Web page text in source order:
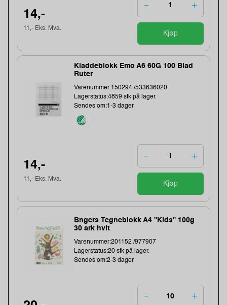
14,-
11,- Eks. Mva.
Kjøp
Kladdeblokk Emo A6 60G 100 Blad
Ruter
Varenummer:150294 /533636020
Lagerstatus:4859 stk på lager.
Sendes om:1-3 dager
14,-
11,- Eks. Mva.
Kjøp
Bngers Tegneblokk A4 ''Kids'' 100g
30 ark hvit
Varenummer:201152 /977907
Lagerstatus:20 stk på lager.
Sendes om:2-3 dager